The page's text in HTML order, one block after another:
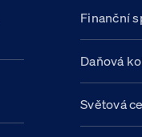
Finanční
Daňová
Světová